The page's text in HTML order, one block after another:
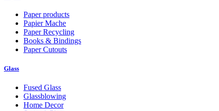
Paper products
Papier Mache
Paper Recycling
Books & Bindings
Paper Cutouts
Glass
Fused Glass
Glassblowing
Home Decor